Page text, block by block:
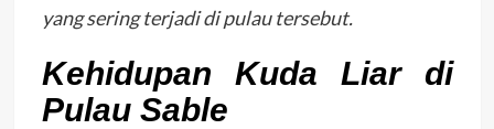
yang sering terjadi di pulau tersebut.
Kehidupan Kuda Liar di
Pulau Sable